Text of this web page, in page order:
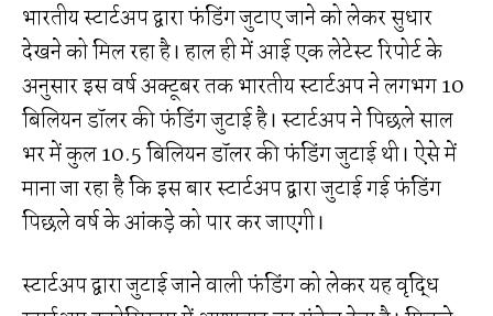
भारतीय स्टार्टअप द्वारा फंडिंग जुटाए जाने को लेकर सुधार
देखने को मिल रहा है। हाल ही में आई एक लेटेस्ट रिपोर्ट के
अनुसार इस वर्ष अक्टूबर तक भारतीय स्टार्टअप ने लगभग 10
बिलियन डॉलर की फंडिंग जुटाई है। स्टार्टअप ने पिछले साल
भर में कुल 10.5 बिलियन डॉलर की फंडिंग जुटाई थी। ऐसे में
माना जा रहा है कि इस बार स्टार्टअप द्वारा जुटाई गई फंडिंग
पिछले वर्ष के आंकड़े को पार कर जाएगी।
स्टार्टअप द्वारा जुटाई जाने वाली फंडिंग को लेकर यह वृद्धि